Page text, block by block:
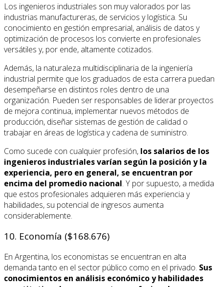
Los ingenieros industriales son muy valorados por las
industrias manufactureras, de servicios y logística. Su
conocimiento en gestión empresarial, análisis de datos y
optimización de procesos los convierte en profesionales
versátiles y, por ende, altamente cotizados.
Además, la naturaleza multidisciplinaria de la ingeniería
industrial permite que los graduados de esta carrera puedan
desempeñarse en distintos roles dentro de una
organización. Pueden ser responsables de liderar proyectos
de mejora continua, implementar nuevos métodos de
producción, diseñar sistemas de gestión de calidad o
trabajar en áreas de logística y cadena de suministro.
Como sucede con cualquier profesión, los salarios de los
ingenieros industriales varían según la posición y la
experiencia, pero en general, se encuentran por
encima del promedio nacional. Y por supuesto, a medida
que estos profesionales adquieren más experiencia y
habilidades, su potencial de ingresos aumenta
considerablemente.
10. Economía ($168.676)
En Argentina, los economistas se encuentran en alta
demanda tanto en el sector público como en el privado. Sus
conocimientos en análisis económico y habilidades